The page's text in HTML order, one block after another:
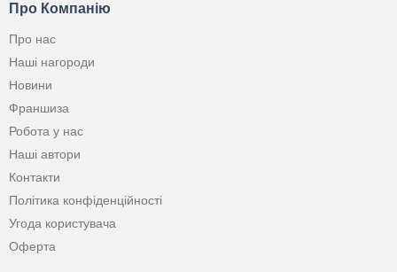
Про Компанію
Про нас
Наші нагороди
Новини
Франшиза
Робота у нас
Наші автори
Контакти
Політика конфіденційності
Угода користувача
Оферта